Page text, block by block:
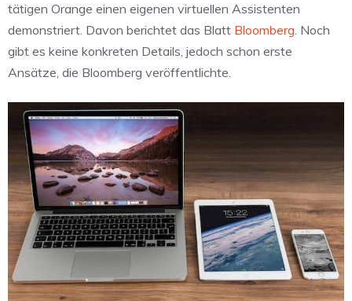
tätigen Orange einen eigenen virtuellen Assistenten
demonstriert. Davon berichtet das Blatt Bloomberg. Noch
gibt es keine konkreten Details, jedoch schon erste
Ansätze, die Bloomberg veröffentlichte.